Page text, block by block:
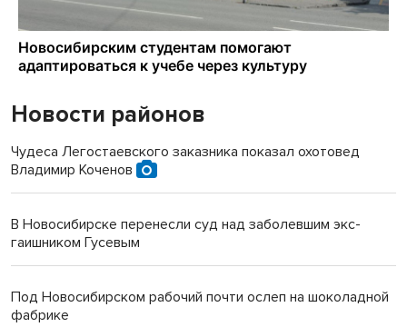
Новости районов
Чудеса Легостаевского заказника показал охотовед
Владимир Коченов
В Новосибирске перенесли суд над заболевшим экс-
гаишником Гусевым
Под Новосибирском рабочий почти ослеп на шоколадной
фабрике